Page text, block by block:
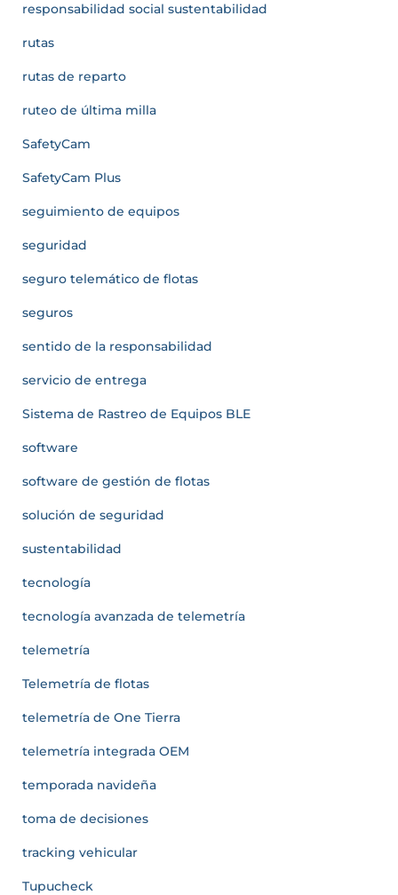
responsabilidad social sustentabilidad
rutas
rutas de reparto
ruteo de última milla
SafetyCam
SafetyCam Plus
seguimiento de equipos
seguridad
seguro telemático de flotas
seguros
sentido de la responsabilidad
servicio de entrega
Sistema de Rastreo de Equipos BLE
software
software de gestión de flotas
solución de seguridad
sustentabilidad
tecnología
tecnología avanzada de telemetría
telemetría
Telemetría de flotas
telemetría de One Tierra
telemetría integrada OEM
temporada navideña
toma de decisiones
tracking vehicular
Tupucheck